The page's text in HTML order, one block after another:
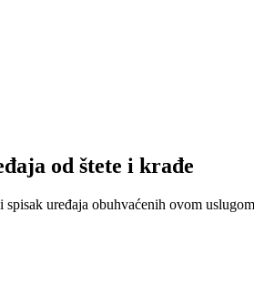
od štete i krađe
uređaja obuhvaćenih ovom